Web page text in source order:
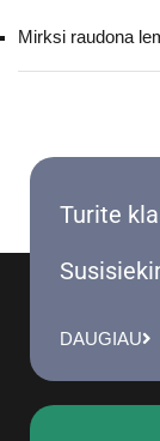
Mirksi raudona
Turite
DAUGIAU